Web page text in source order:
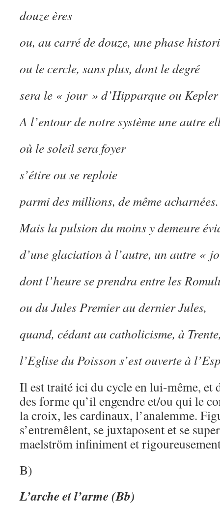
douze ères
ou, au carré de douze, une phase
ou le cercle, sans plus, dont le degré
sera le « jour » d’Hipparque ou
A l’entour de notre système une autre
où le soleil sera foyer
s’étire ou se reploie
parmi des millions, de même acharnées.
Mais la pulsion du moins y demeure
d’une glaciation à l’autre, un autre «
dont l’heure se prendra entre les
ou du Jules Premier au dernier Jules,
quand, cédant au catholicisme, à
l’Eglise du Poisson s’est ouverte à
Il est traité ici du cycle en lui-même, et
des forme qu’il engendre et/ou qui le
la croix, les cardinaux, l’analemme.
s’entremêlent, se juxtaposent et se
maelström infiniment et
B)
L’arche et l’arme (Bb)